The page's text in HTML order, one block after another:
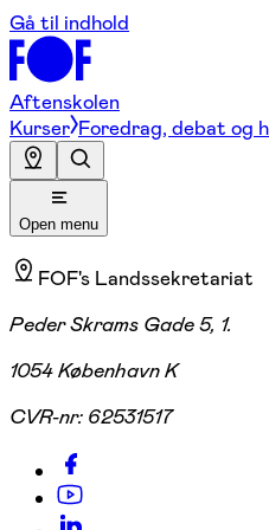
Gå til indhold
Aftenskolen
Kurser Foredrag, debat og
Open menu
FOF's Landssekretariat
Peder Skrams Gade 5, 1.
1054 København K
CVR-nr: 62531517